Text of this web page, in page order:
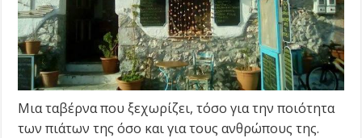
Μια ταβέρνα που ξεχωρίζει, τόσο για την ποιότητα
των πιάτων της όσο και για τους ανθρώπους της.